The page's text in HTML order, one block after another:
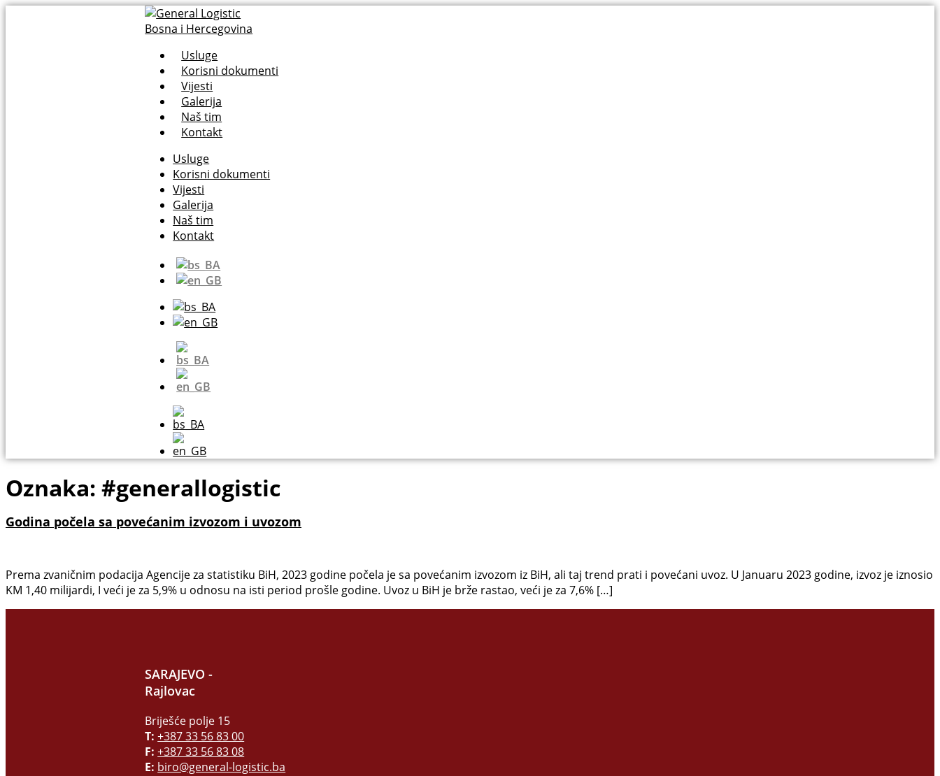
Usluge
Korisni dokumenti
Vijesti
Galerija
Naš tim
Kontakt
Usluge
Korisni dokumenti
Vijesti
Galerija
Naš tim
Kontakt
Oznaka: #generallogistic
Godina počela sa povećanim izvozom i uvozom
Prema zvaničnim podacija Agencije za statistiku BiH, 2023 godine počela je sa povećanim izvozom iz BiH, ali taj trend prati i povećani uvoz. U Januaru 2023 godine, izvoz je iznosio
KM 1,40 milijardi, I veći je za 5,9% u odnosu na isti period prošle godine. Uvoz u BiH je brže rastao, veći je za 7,6% […]
SARAJEVO -
Rajlovac
Briješće polje 15
T: +387 33 56 83 00
F: +387 33 56 83 08
E: biro@general-logistic.ba